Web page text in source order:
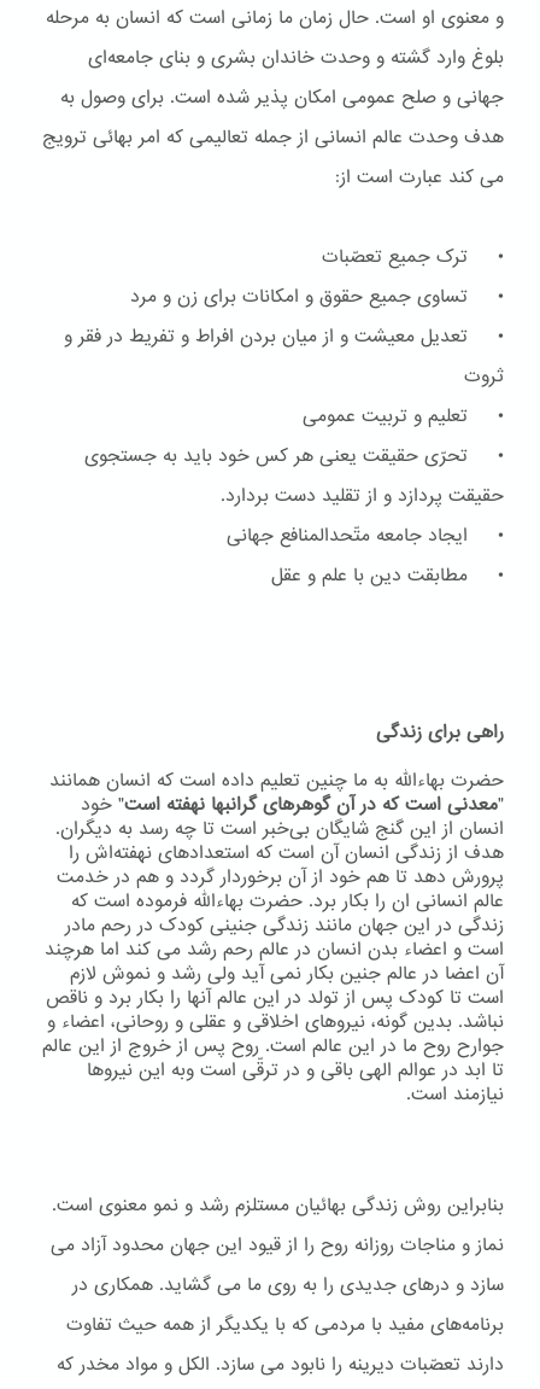
و معنوی او است. حال زمان ما زمانی است که انسان به مرحله
بلوغ وارد گشته و وحدت خاندان بشری و بنای جامعه‌ای
جهانی و صلح عمومی امکان پذیر شده است. برای وصول به
هدف وحدت عالم انسانی از جمله تعالیمی که امر بهائی ترویج
می کند عبارت است از:
• ترک جمیع تعصّبات
• تساوی جمیع حقوق و امکانات برای زن و مرد
• تعدیل معیشت و از میان بردن افراط و تفریط در فقر و
ثروت
• تعلیم و تربیت عمومی
• تحرّی حقیقت یعنی هر کس خود باید به جستجوی
حقیقت پردازد و از تقلید دست بردارد.
• ایجاد جامعه متّحدالمنافع جهانی
• مطابقت دین با علم و عقل
راهی برای زندگی
حضرت بهاءاللّه به ما چنین تعلیم داده است که انسان همانند
"معدنی است که در آن گوهرهای گرانبها نهفته است" خود
انسان از این گنج شایگان بی‌خبر است تا چه رسد به دیگران.
هدف از زندگی انسان آن است که استعدادهای نهفته‌اش را
پرورش دهد تا هم خود از آن برخوردار گردد و هم در خدمت
عالم انسانی ان را بکار برد. حضرت بهاءاللّه فرموده است که
زندگی در این جهان مانند زندگی جنینی کودک در رحم مادر
است و اعضاء بدن انسان در عالم رحم رشد می کند اما هرچند
آن اعضا در عالم جنین بکار نمی آید ولی رشد و نموش لازم
است تا کودک پس از تولد در این عالم آنها را بکار برد و ناقص
نباشد. بدین گونه، نیروهای اخلاقی و عقلی و روحانی، اعضاء و
جوارح روح ما در این عالم است. روح پس از خروج از این عالم
تا ابد در عوالم الهی باقی و در ترقّی است وبه اين نيروها
نيازمند است.
بنابراین روش زندگی بهائیان مستلزم رشد و نمو معنوی است.
نماز و مناجات روزانه روح را از قیود این جهان محدود آزاد می
سازد و درهای جدیدی را به روی ما می گشاید. همکاری در
برنامه‌های مفید با مردمی که با یکدیگر از همه حیث تفاوت
دارند تعصّبات دیرینه را نابود می سازد. الكل و مواد مخدر که